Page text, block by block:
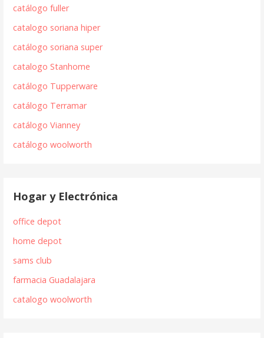
catálogo fuller
catalogo soriana hiper
catálogo soriana super
catalogo Stanhome
catálogo Tupperware
catálogo Terramar
catálogo Vianney
catálogo woolworth
Hogar y Electrónica
office depot
home depot
sams club
farmacia Guadalajara
catalogo woolworth